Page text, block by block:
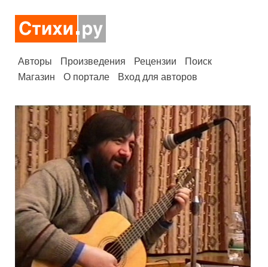
Авторы Произведения Рецензии
Поиск
Магазин
О портале Вход для авторов